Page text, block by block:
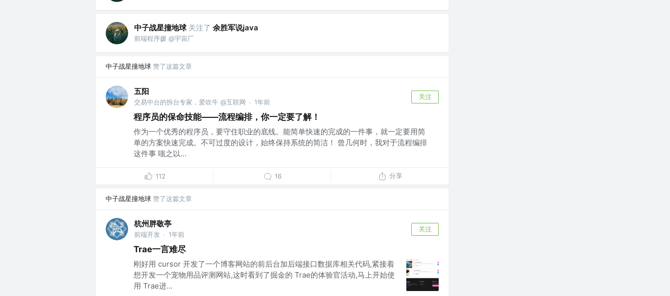
中子战星撞地球 关注了 余胜军说java
前端程序媛 @宇宙厂
中子战星撞地球 赞了这篇文章
五阳
交易中台的拆台专家，爱吹牛 @互联网 · 1年前
关注
程序员的保命技能——流程编排，你一定要了解！
作为一个优秀的程序员，要守住职业的底线。能简单快速的完成的一件事，就一定要用简
单的方案快速完成。不可过度的设计，始终保持系统的简洁！ 曾几何时，我对于流程编排
这件事 嗤之以...
112 16 分享
中子战星撞地球 赞了这篇文章
杭州胖敬亭
前端开发 · 1年前
关注
Trae一言难尽
刚好用 cursor 开发了一个博客网站的前后台加后端接口数据库相关代码,紧接着
想开发一个宠物用品评测网站,这时看到了掘金的 Trae的体验官活动,马上开始使
用 Trae进...